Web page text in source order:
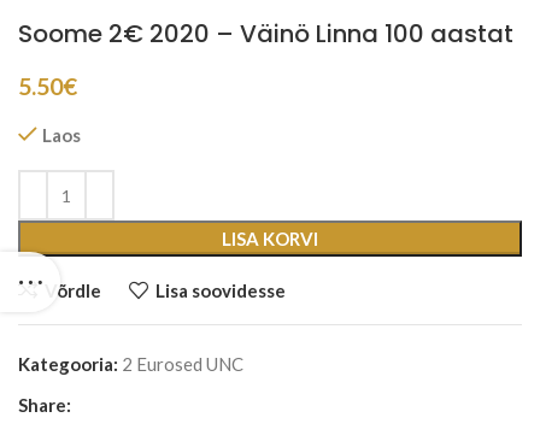
Soome 2€ 2020 – Väinö Linna 100 aastat
5.50€
Laos
LISA KORVI
Võrdle Lisa soovidesse
Kategooria: 2 Eurosed UNC
Share: